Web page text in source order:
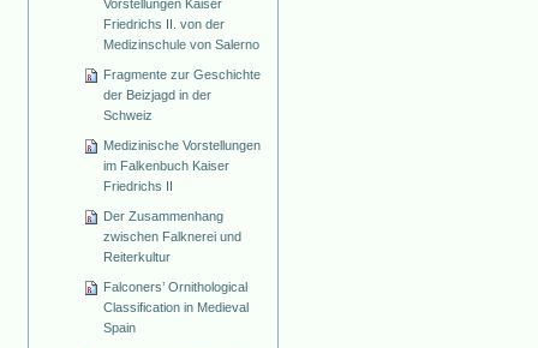
Vorstellungen Kaiser
Friedrichs II. von der
Medizinschule von Salerno
Fragmente zur Geschichte
der Beizjagd in der
Schweiz
Medizinische Vorstellungen
im Falkenbuch Kaiser
Friedrichs II
Der Zusammenhang
zwischen Falknerei und
Reiterkultur
Falconers’ Ornithological
Classification in Medieval
Spain